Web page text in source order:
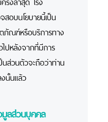
สอบนโยบายนี้เป็น
ภัณฑ์หรือบริการทาง
ปหลังจากที่มีการ
นส่วนตัวจะถือว่าท่าน
นั้นแล้ว
ลส่วนบุคคล